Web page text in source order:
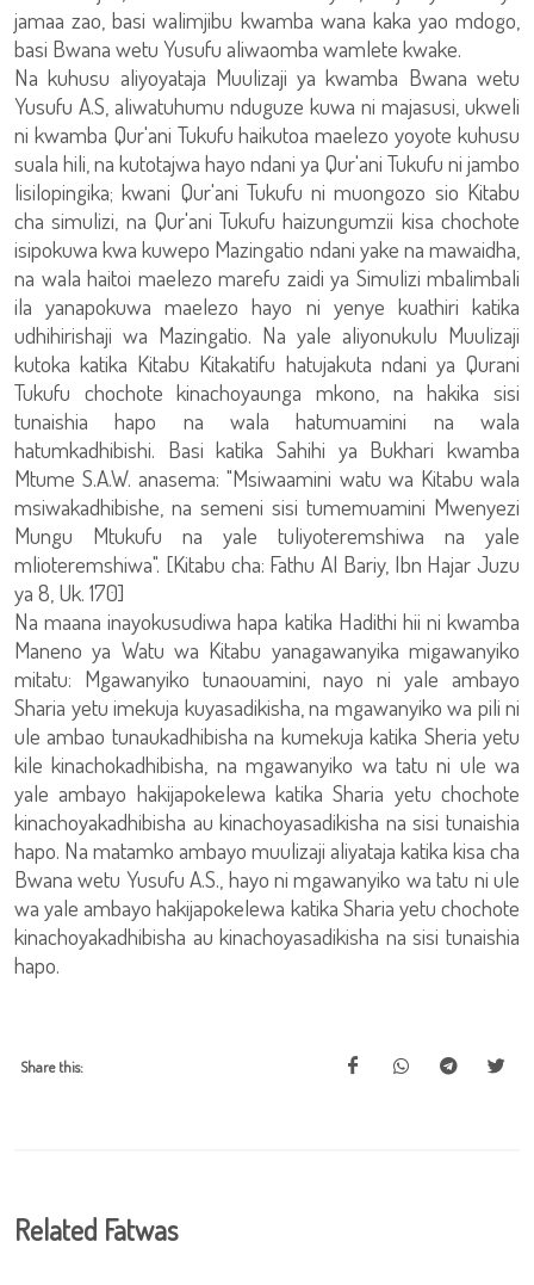
jamaa zao, basi walimjibu kwamba wana kaka yao mdogo,
basi Bwana wetu Yusufu aliwaomba wamlete kwake.
Na kuhusu aliyoyataja Muulizaji ya kwamba Bwana wetu
Yusufu A.S, aliwatuhumu nduguze kuwa ni majasusi, ukweli
ni kwamba Qur'ani Tukufu haikutoa maelezo yoyote kuhusu
suala hili, na kutotajwa hayo ndani ya Qur'ani Tukufu ni jambo
lisilopingika; kwani Qur'ani Tukufu ni muongozo sio Kitabu
cha simulizi, na Qur'ani Tukufu haizungumzii kisa chochote
isipokuwa kwa kuwepo Mazingatio ndani yake na mawaidha,
na wala haitoi maelezo marefu zaidi ya Simulizi mbalimbali
ila yanapokuwa maelezo hayo ni yenye kuathiri katika
udhihirishaji wa Mazingatio. Na yale aliyonukulu Muulizaji
kutoka katika Kitabu Kitakatifu hatujakuta ndani ya Qurani
Tukufu chochote kinachoyaunga mkono, na hakika sisi
tunaishia hapo na wala hatumuamini na wala
hatumkadhibishi. Basi katika Sahihi ya Bukhari kwamba
Mtume S.A.W. anasema: "Msiwaamini watu wa Kitabu wala
msiwakadhibishe, na semeni sisi tumemuamini Mwenyezi
Mungu Mtukufu na yale tuliyoteremshiwa na yale
mlioteremshiwa". [Kitabu cha: Fathu Al Bariy, Ibn Hajar Juzu
ya 8, Uk. 170]
Na maana inayokusudiwa hapa katika Hadithi hii ni kwamba
Maneno ya Watu wa Kitabu yanagawanyika migawanyiko
mitatu: Mgawanyiko tunaouamini, nayo ni yale ambayo
Sharia yetu imekuja kuyasadikisha, na mgawanyiko wa pili ni
ule ambao tunaukadhibisha na kumekuja katika Sheria yetu
kile kinachokadhibisha, na mgawanyiko wa tatu ni ule wa
yale ambayo hakijapokelewa katika Sharia yetu chochote
kinachoyakadhibisha au kinachoyasadikisha na sisi tunaishia
hapo. Na matamko ambayo muulizaji aliyataja katika kisa cha
Bwana wetu Yusufu A.S., hayo ni mgawanyiko wa tatu ni ule
wa yale ambayo hakijapokelewa katika Sharia yetu chochote
kinachoyakadhibisha au kinachoyasadikisha na sisi tunaishia
hapo.
Share this:
Related Fatwas